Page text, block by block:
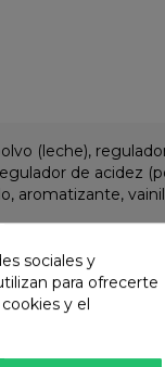
(leche),
de acidez
aromatizante,
sociales y
para ofrecerte
y el